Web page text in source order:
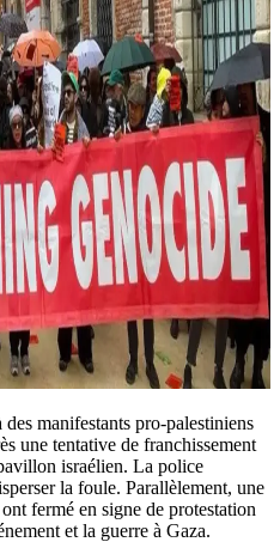
manifestants pro-palestiniens
une tentative de franchissement
israélien. La police
la foule. Parallèlement, une
fermé en signe de protestation
et la guerre à Gaza.